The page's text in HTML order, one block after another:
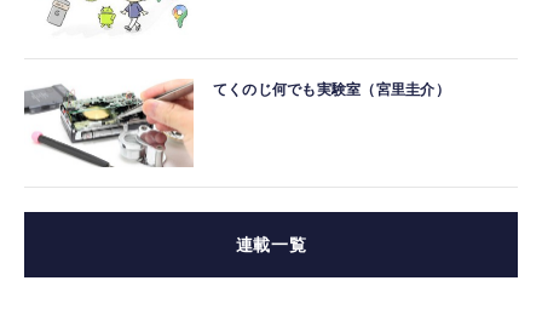
てくのじ何でも実験室（宮里圭介）
連載一覧